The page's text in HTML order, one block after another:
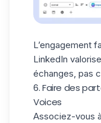
L’engagement
LinkedIn
échanges, pas
6. Faire des
Voices
Associez-vous